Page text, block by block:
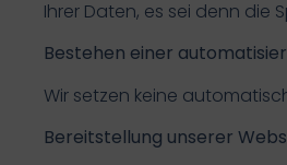
Ihrer Daten, es sei denn die
Bestehen einer
Wir setzen keine
Bereitstellung unserer